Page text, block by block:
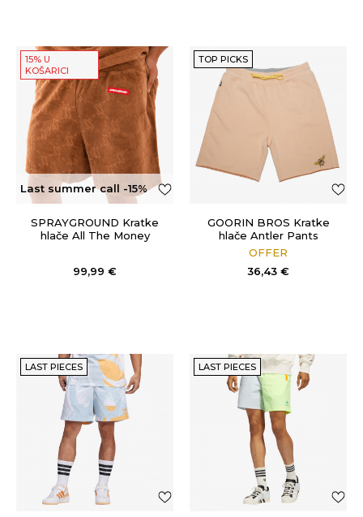
15% U
KOŠARICI
Last summer call -15%
OFF
SPRAYGROUND Kratke
hlače All The Money
99,99 €
TOP PICKS
GOORIN BROS Kratke
hlače Antler Pants
OFFER
36,43 €
LAST PIECES LAST PIECES